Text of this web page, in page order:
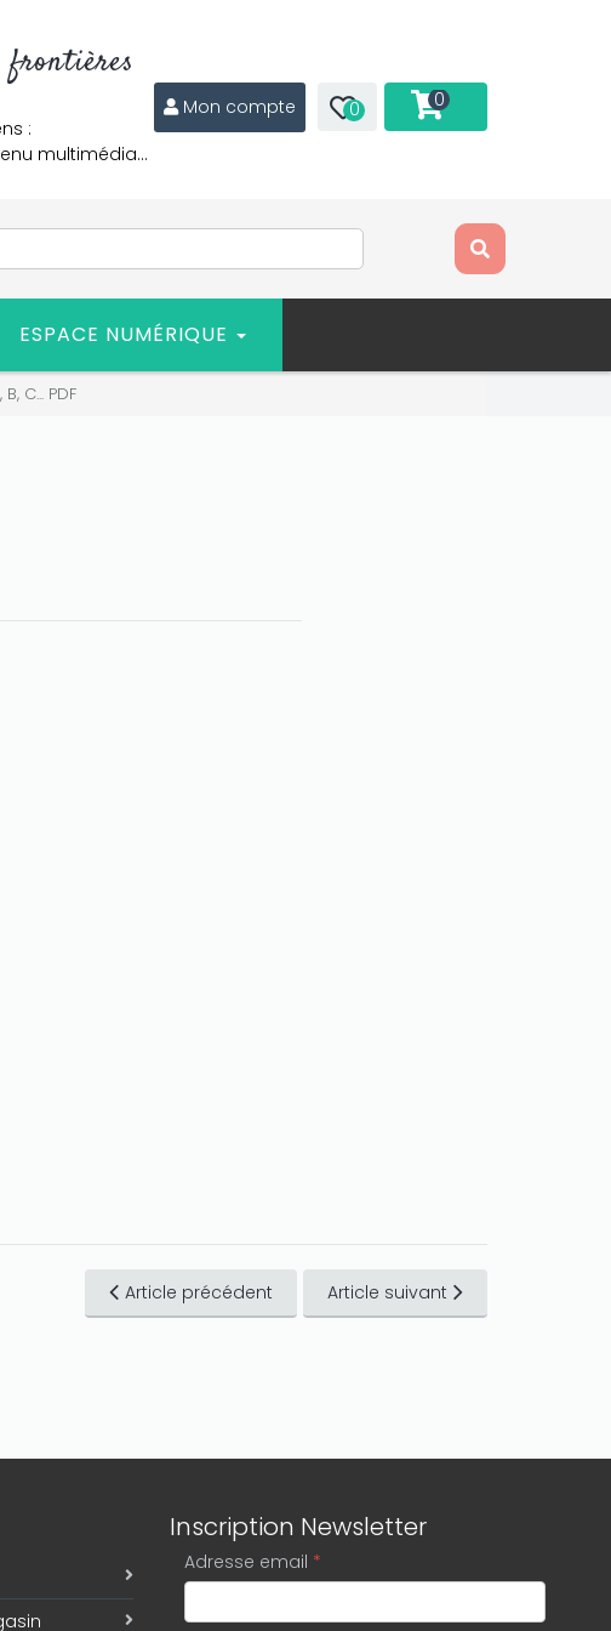
frontières
:
multimédia…
Mon compte 0 0
ESPACE NUMÉRIQUE
B, C... PDF
Article précédent Article suivant
Inscription Newsletter
Adresse email *